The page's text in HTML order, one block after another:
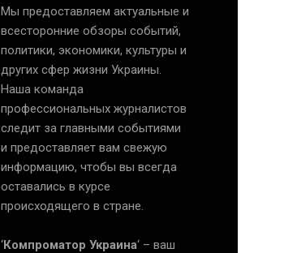
Мы предоставляем актуальные и
всесторонние обзоры событий,
политики, экономики, культуры и
других сфер жизни Украины.
Наша команда
профессиональных журналистов
следит за главными событиями
и предоставляет вам свежую
информацию, чтобы вы всегда
оставались в курсе
происходящего в стране.
‘Компроматор Украина‘ – ваш